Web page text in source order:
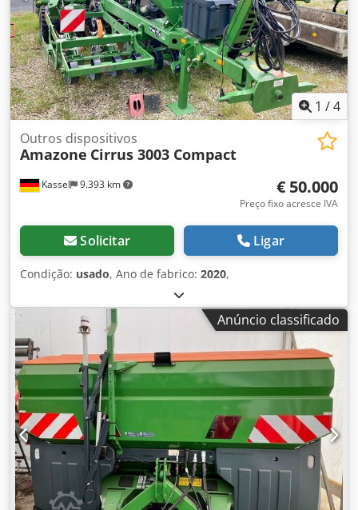
1 /4
Kassel 9.393 km
Outros dispositivos
Amazone Cirrus 3003 Compact
€ 50.000
Preço fixo acresce IVA
Solicitar Ligar
Condição: usado, Ano de fabrico: 2020,
Anúncio classificado